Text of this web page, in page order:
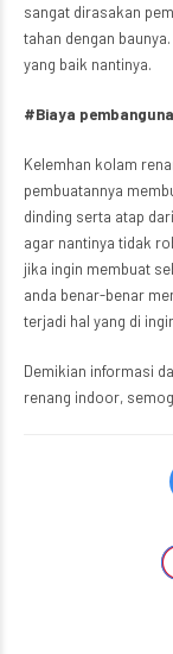
sangat dirasakan
tahan dengan
yang baik nantinya.
#Biaya
Kelemhan kolam
pembuatannya
dinding serta atap
agar nantinya tidak
jika ingin membuat
anda benar-benar
terjadi hal yang di
Demikian informasi
renang indoor,